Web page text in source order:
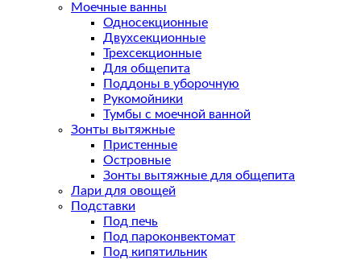
Моечные ванны
Односекционные
Двухсекционные
Трехсекционные
Для общепита
Поддоны в уборочную
Рукомойники
Тумбы с моечной ванной
Зонты вытяжные
Пристенные
Островные
Зонты вытяжные для общепита
Лари для овощей
Подставки
Под печь
Под пароконвектомат
Под кипятильник